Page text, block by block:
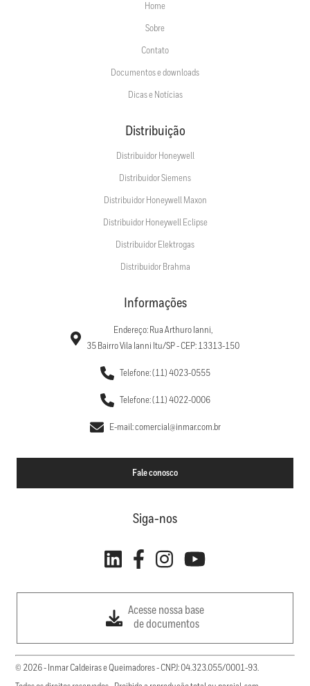
Home
Sobre
Contato
Documentos e downloads
Dicas e Notícias
Distribuição
Distribuidor Honeywell
Distribuidor Siemens
Distribuidor Honeywell Maxon
Distribuidor Honeywell Eclipse
Distribuidor Elektrogas
Distribuidor Brahma
Informações
Endereço: Rua Arthuro Ianni,
35 Bairro Vila Ianni Itu/SP - CEP: 13313-150
Telefone: (11) 4023-0555
Telefone: (11) 4022-0006
E-mail: comercial@inmar.com.br
Fale conosco
Siga-nos
Acesse nossa base
de documentos
© 2026 - Inmar Caldeiras e Queimadores - CNPJ: 04.323.055/0001-93.